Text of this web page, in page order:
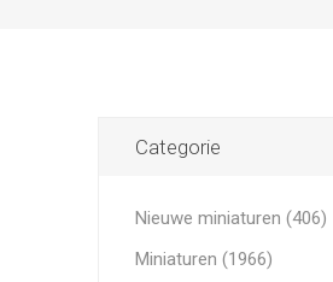
Categorie
Nieuwe miniaturen (406)
Miniaturen (1966)